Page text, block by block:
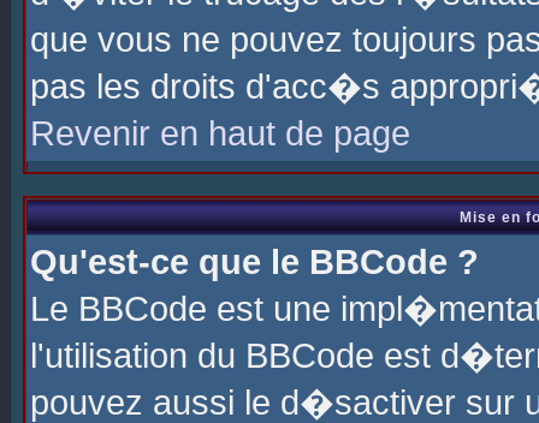
que vous ne pouvez toujours
pas les droits d'acc�s
Revenir en haut de page
Mise en
Qu'est-ce que le BBCode ?
Le BBCode est une
l'utilisation du BBCode est
pouvez aussi le d�sactiver sur